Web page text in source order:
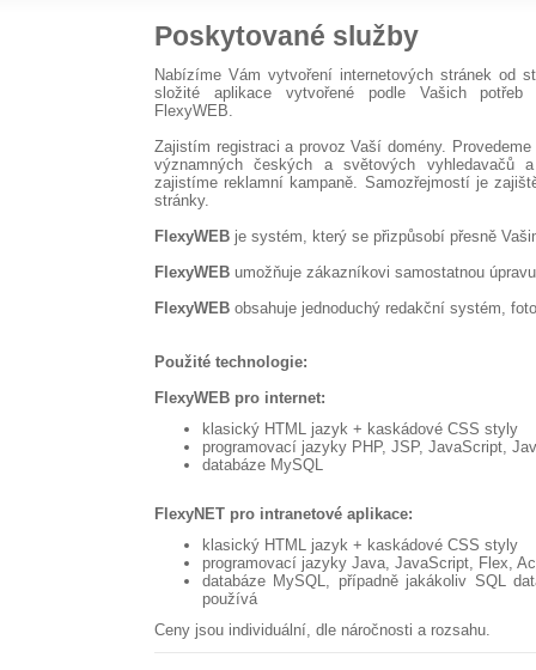
Poskytované služby
Nabízíme Vám vytvoření internetových stránek od
složité aplikace vytvořené podle Vašich potřeb
FlexyWEB.
Zajistím registraci a provoz Vaší domény.
významných českých a světových vyhledavačů
zajistíme reklamní kampaně. Samozřejmostí je
stránky.
FlexyWEB je systém, který se přizpůsobí přesně
FlexyWEB umožňuje zákazníkovi samostatnou
FlexyWEB obsahuje jednoduchý redakční systém,
Použité technologie:
FlexyWEB pro internet:
klasický HTML jazyk + kaskádové CSS styly
programovací jazyky PHP, JSP, JavaScript,
databáze MySQL
FlexyNET pro intranetové aplikace:
klasický HTML jazyk + kaskádové CSS styly
programovací jazyky Java, JavaScript, Flex,
databáze MySQL, případně jakákoliv SQL
používá
Ceny jsou individuální, dle náročnosti a rozsahu.